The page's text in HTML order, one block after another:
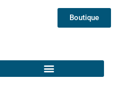
Boutique